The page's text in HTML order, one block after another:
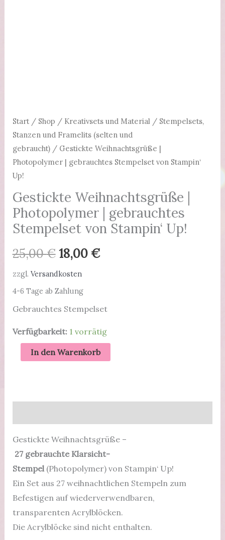
Start/ Shop / Kreativsets und Material / Stempelsets,
Stanzen und Framelits (selten und
gebraucht)/ Gestickte Weihnachtsgrüße |
Photopolymer | gebrauchtes Stempelset von Stampin‘
Up!
Gestickte Weihnachtsgrüße |
Photopolymer | gebrauchtes
Stempelset von Stampin‘ Up!
25,00€ Ursprünglicher
Preis
war:
18,00€Aktueller
zzgl. Versandkosten
4-6 Tage ab Zahlung
Gebrauchtes Stempelset
Verfügbarkeit: 1 vorrätig
Gestickte
Weihnachtsgrüße
gebrauchtes
Stempelset
von
Stampin'
Up!
Menge
In den Warenkorb
Gestickte Weihnachtsgrüße –
27 gebrauchte Klarsicht-
Stempel (Photopolymer) von Stampin‘ Up!
Ein Set aus 27 weihnachtlichen Stempeln zum
Befestigen auf wiederverwendbaren,
transparenten Acrylblöcken.
Die Acrylblöcke sind nicht enthalten.